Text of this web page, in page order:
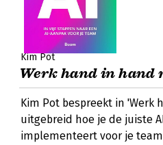
Kim Pot
Werk hand in hand
Kim Pot bespreekt in 'Werk
uitgebreid hoe je de juiste
implementeert voor je